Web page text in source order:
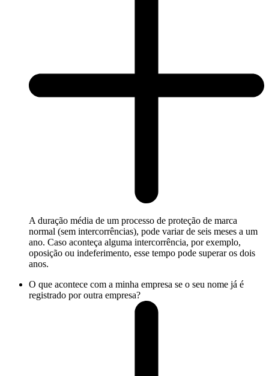
A duração média de um processo de proteção de marca
normal (sem intercorrências), pode variar de seis meses a um
ano. Caso aconteça alguma intercorrência, por exemplo,
oposição ou indeferimento, esse tempo pode superar os dois
anos.
O que acontece com a minha empresa se o seu nome já é
registrado por outra empresa?